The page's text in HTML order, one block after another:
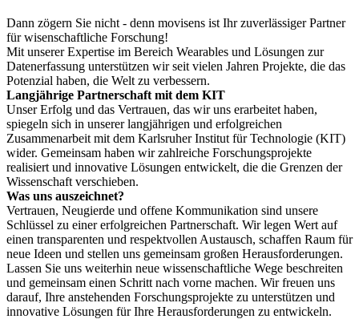
Dann zögern Sie nicht - denn movisens ist Ihr zuverlässiger Partner
für wisenschaftliche Forschung!
Mit unserer Expertise im Bereich Wearables und Lösungen zur
Datenerfassung unterstützen wir seit vielen Jahren Projekte, die das
Potenzial haben, die Welt zu verbessern.
Langjährige Partnerschaft mit dem KIT
Unser Erfolg und das Vertrauen, das wir uns erarbeitet haben,
spiegeln sich in unserer langjährigen und erfolgreichen
Zusammenarbeit mit dem Karlsruher Institut für Technologie (KIT)
wider. Gemeinsam haben wir zahlreiche Forschungsprojekte
realisiert und innovative Lösungen entwickelt, die die Grenzen der
Wissenschaft verschieben.
Was uns auszeichnet?
Vertrauen, Neugierde und offene Kommunikation sind unsere
Schlüssel zu einer erfolgreichen Partnerschaft. Wir legen Wert auf
einen transparenten und respektvollen Austausch, schaffen Raum für
neue Ideen und stellen uns gemeinsam großen Herausforderungen.
Lassen Sie uns weiterhin neue wissenschaftliche Wege beschreiten
und gemeinsam einen Schritt nach vorne machen. Wir freuen uns
darauf, Ihre anstehenden Forschungsprojekte zu unterstützen und
innovative Lösungen für Ihre Herausforderungen zu entwickeln.